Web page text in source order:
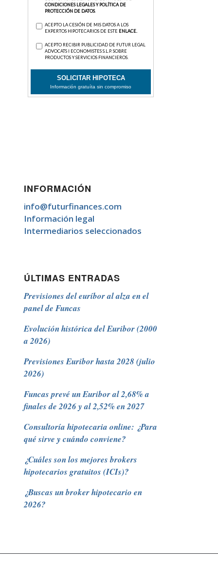
INFORMACIÓN
info@futurfinances.com
Información legal
Intermediarios seleccionados
ÚLTIMAS ENTRADAS
Previsiones del euríbor al alza en el
panel de Funcas
Evolución histórica del Euribor (2000
a 2026)
Previsiones Euribor hasta 2028 (julio
2026)
Funcas prevé un Euribor al 2,68% a
finales de 2026 y al 2,52% en 2027
Consultoría hipotecaria online: ¿Para
qué sirve y cuándo conviene?
¿Cuáles son los mejores brokers
hipotecarios gratuitos (ICIs)?
¿Buscas un broker hipotecario en
2026?